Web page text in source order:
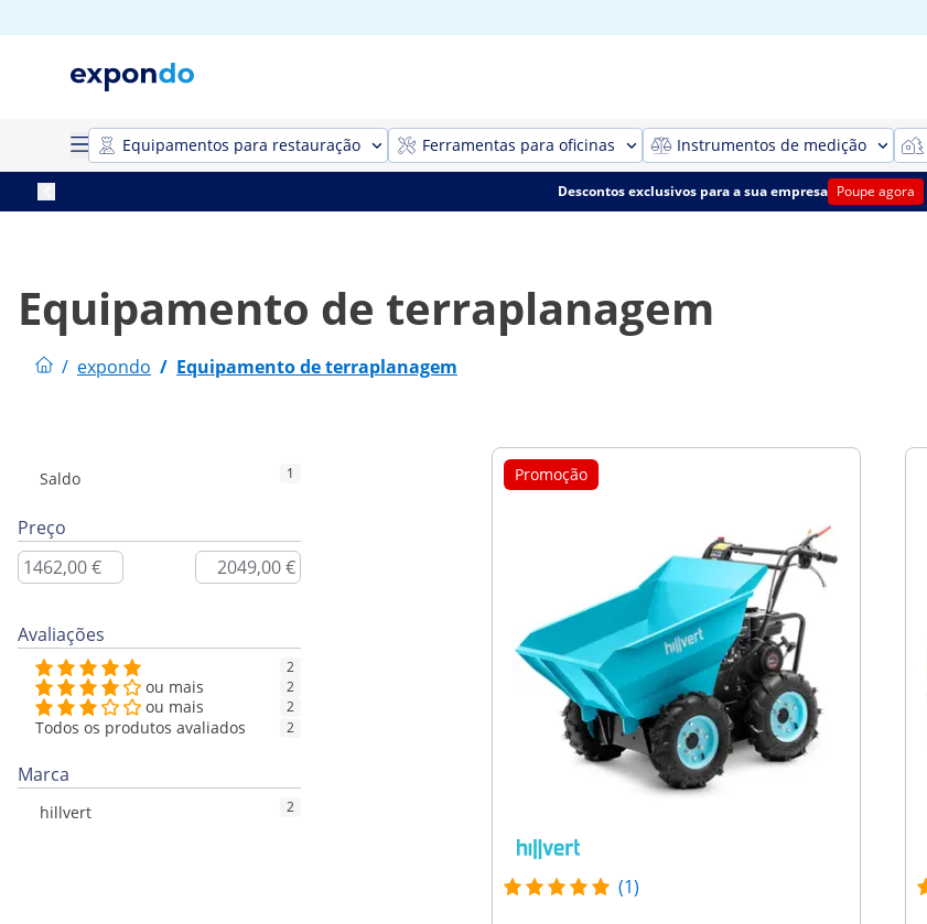
Equipamentos para restauração Ferramentas para oficinas Instrumentos de medição
Descontos exclusivos para a sua empresa Poupe agora
Equipamento de terraplanagem
/ expondo / Equipamento de terraplanagem
Saldo 1
Preço
Avaliações
2
ou mais 2
ou mais 2
Todos os produtos avaliados 2
Marca
hillvert 2
Promoção
(1)